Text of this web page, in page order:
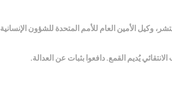
وكيل الأمين العام للأمم المتحدة للشؤون الإنسانية.
يُديم القمع. دافعوا بثبات عن العدالة.